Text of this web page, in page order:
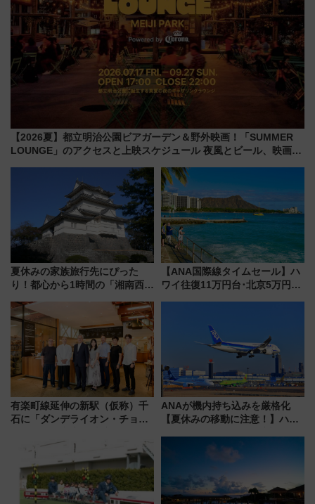
【2026夏】都立明治公園ビアガーデン＆野外映画！「SUMMER
LOUNGE」のアクセスと上映スケジュール 夜風とビール、映画を
夏休みの家族旅行先にぴった
り！都心から1時間の「湘南西エ
島とは異なる魅力を持つ今夏の
注目スポット
【ANA国際線タイムセール】ハ
ワイ往復11万円台･北京5万円台
ツ路線まとめ（8/10まで）
有楽町線延伸の新駅（仮称）千
石に「ダンデライオン・チョコ
1億円出資で挑む新時代のまちづ
ANAが機内持ち込みを厳格化
【夏休みの移動に注意！】ハン
「身の回り品」新サイズ制限